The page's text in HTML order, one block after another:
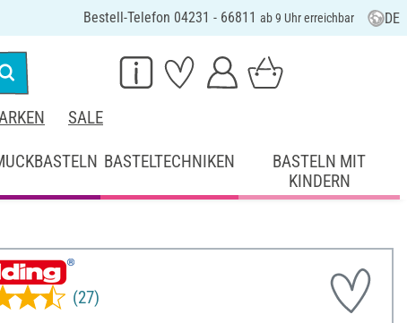
Bestell-Telefon 04231 - 66811 ab 9 Uhr erreichbar DE
SALE
BASTELTECHNIKEN
BASTELN MIT
KINDERN
(27)